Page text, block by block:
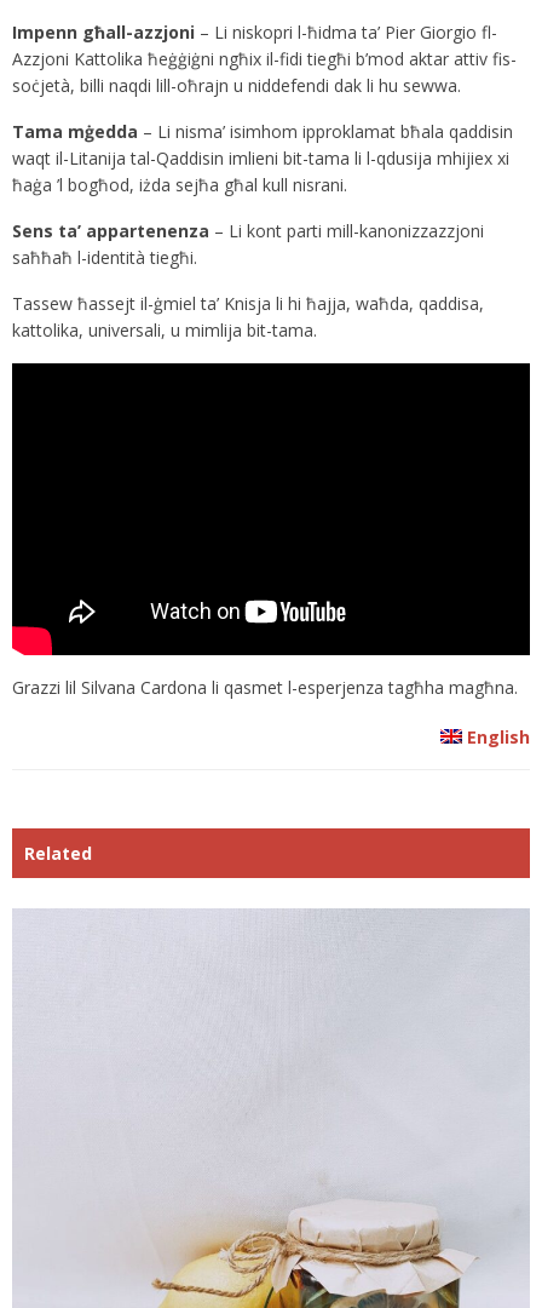
Impenn għall-azzjoni – Li niskopri l-ħidma ta’ Pier Giorgio fl-
Azzjoni Kattolika ħeġġiġni ngħix il-fidi tiegħi b’mod aktar attiv fis-
soċjetà, billi naqdi lill-oħrajn u niddefendi dak li hu sewwa.
Tama mġedda – Li nisma’ isimhom ipproklamat bħala qaddisin
waqt il-Litanija tal-Qaddisin imlieni bit-tama li l-qdusija mhijiex xi
ħaġa ’l bogħod, iżda sejħa għal kull nisrani.
Sens ta’ appartenenza – Li kont parti mill-kanonizzazzjoni
saħħaħ l-identità tiegħi.
Tassew ħassejt il-ġmiel ta’ Knisja li hi ħajja, waħda, qaddisa,
kattolika, universali, u mimlija bit-tama.
Grazzi lil Silvana Cardona li qasmet l-esperjenza tagħha magħna.
English
Related